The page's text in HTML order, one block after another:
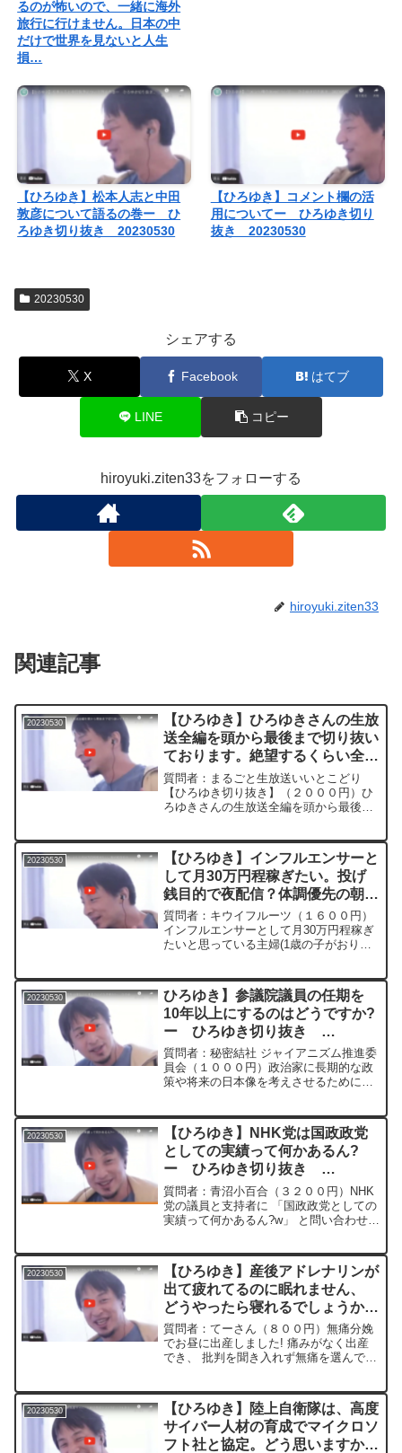
るのが怖いので、一緒に海外
旅行に行けません。日本の中
だけで世界を見ないと人生
損…
【ひろゆき】松本人志と中田
敦彦について語るの巻ー ひ
ろゆき切り抜き 20230530
【ひろゆき】コメント欄の活
用についてー ひろゆき切り
抜き 20230530
20230530
シェアする
X Facebook はてブ
LINE コピー
hiroyuki.ziten33をフォローする
hiroyuki.ziten33
関連記事
20230530
【ひろゆき】ひろゆきさんの生放
送全編を頭から最後まで切り抜い
ております。絶望するくらい全く
登録者数が伸びません。ー ひろ
ゆき切り抜き 20230530
質問者：まるごと生放送いいとこどり
【ひろゆき切り抜き】（２０００円）ひ
ろゆきさんの生放送全編を頭から最後ま
営しています。 通常の生放送から ①全
編カット編集② ...
20230530
【ひろゆき】インフルエンサーと
して月30万円程稼ぎたい。投げ
銭目的で夜配信？体調優先の朝昼
配信？ー ひろゆき切り抜き
20230530
質問者：キウイフルーツ（１６００円）
インフルエンサーとして月30万円程稼ぎ
たいと思っている主婦(1歳の子がおり今
~11時で体力的にしんどいです。ただ夜
の方が...
20230530
ひろゆき】参議院議員の任期を
10年以上にするのはどうですか?
ー ひろゆき切り抜き
20230530
質問者：秘密結社 ジャイアニズム推進委
員会（１０００円）政治家に長期的な政
策や将来の日本像を考えさせるために、
容＊＊＊＊＊＊＊＊＊＊＊＊えっと10年
にすると長期的...
20230530
【ひろゆき】NHK党は国政政党
としての実績って何かあるん?
ー ひろゆき切り抜き
20230530
質問者：青沼小百合（３２００円）NHK
党の議員と支持者に 「国政政党としての
実績って何かあるん?w」 と問い合わせた
到底いえないのばかりをドヤ顔で出して
きて爆笑しまし...
20230530
【ひろゆき】産後アドレナリンが
出て疲れてるのに眠れません、
どうやったら寝れるでしょうか？
ー ひろゆき切り抜き
20230530
質問者：てーさん（８００円）無痛分娩
でお昼に出産しました! 痛みがなく出産
でき、 批判を聞き入れず無痛を選んでよ
す。 ところで毎度産後アドレナリンが出
て疲れてるのに眠...
20230530
【ひろゆき】陸上自衛隊は、高度
サイバー人材の育成でマイクロソ
フト社と協定。どう思いますか？